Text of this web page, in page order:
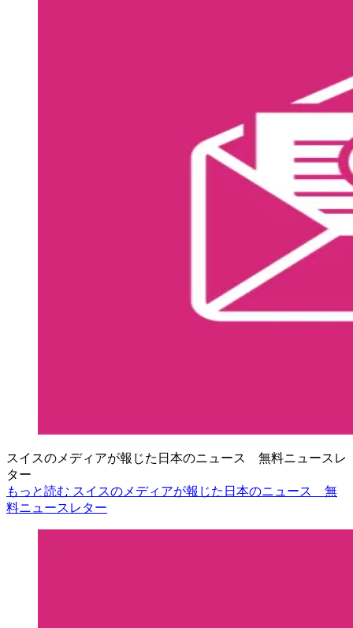
スイスのメディアが報じた日本のニュース 無料ニュースレ
ター
もっと読む スイスのメディアが報じた日本のニュース 無
料ニュースレター